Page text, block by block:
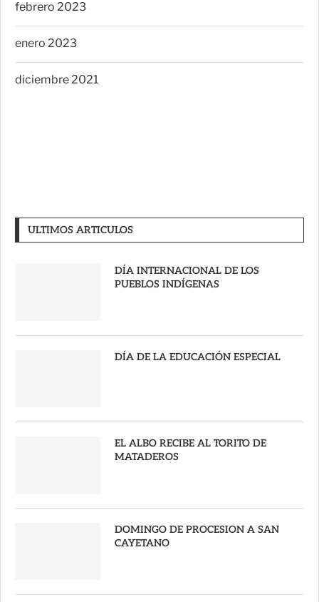
febrero 2023
enero 2023
diciembre 2021
ULTIMOS ARTICULOS
DÍA INTERNACIONAL DE LOS
PUEBLOS INDÍGENAS
DÍA DE LA EDUCACIÓN ESPECIAL
EL ALBO RECIBE AL TORITO DE
MATADEROS
DOMINGO DE PROCESION A SAN
CAYETANO